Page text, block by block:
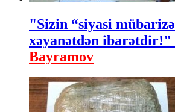
"Sizin “siyasi
xəyanətdən ibarətdir!"
Bayramov